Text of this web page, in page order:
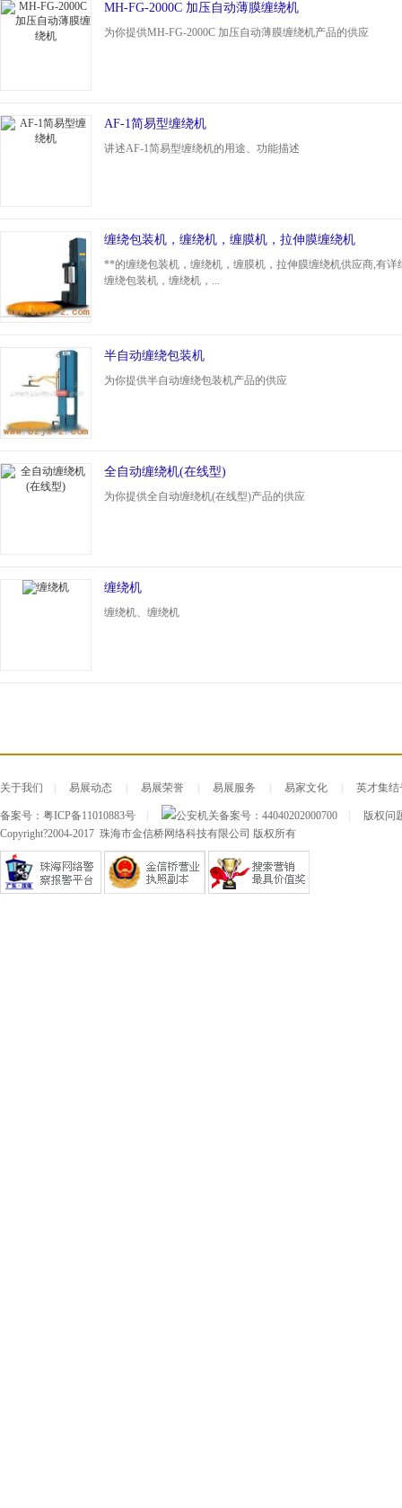
MH-FG-2000C 加压自动薄膜缠绕机
为你提供MH-FG-2000C 加压自动薄膜缠绕机产品的供应
AF-1简易型缠绕机
讲述AF-1简易型缠绕机的用途、功能描述
缠绕包装机，缠绕机，缠膜机，拉伸膜缠绕机
**的缠绕包装机，缠绕机，缠膜机，拉伸膜缠绕机供应商,有详
缠绕包装机，缠绕机，...
半自动缠绕包装机
为你提供半自动缠绕包装机产品的供应
全自动缠绕机(在线型)
为你提供全自动缠绕机(在线型)产品的供应
缠绕机
缠绕机、缠绕机
关于我们 易展动态 易展荣誉 易展服务 易家文化 英才集结
备案号： 粤ICP备11010883号 公安机关备案号： 44040202000700
版权问
Copyright?2004-2017 珠海市金信桥网络科技有限公司 版权所有